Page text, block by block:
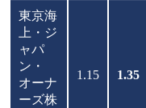
東京海
上・ジ
ャパ
ン・
オーナ
ーズ株
1.15 1.35